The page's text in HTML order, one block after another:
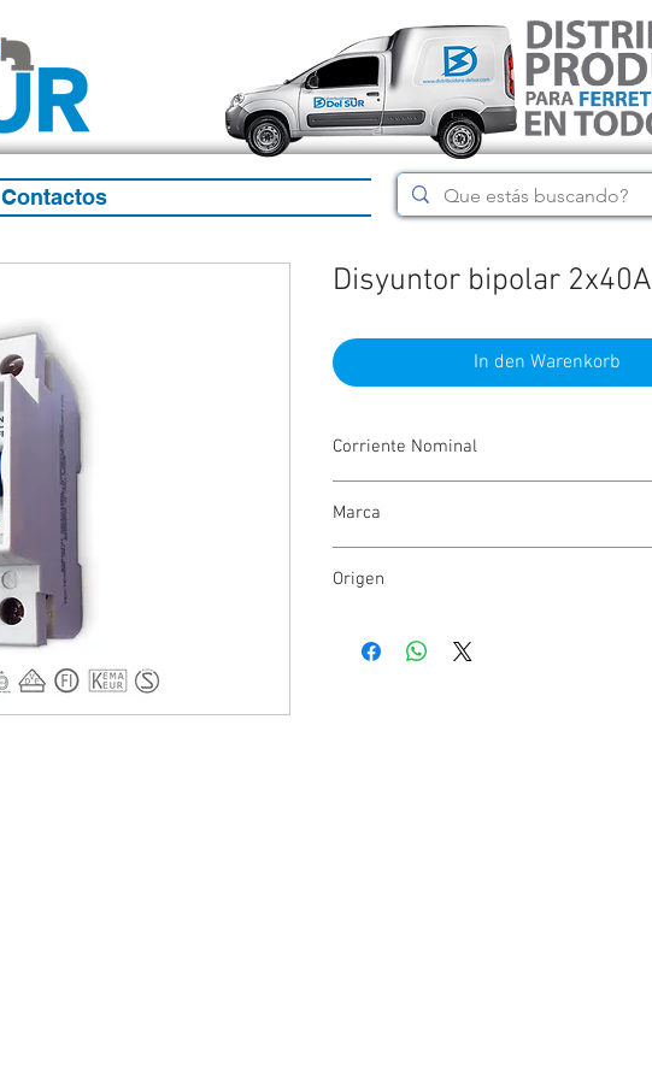
Contactos
Disyuntor bipolar 2x40A
In den Warenkorb
Corriente Nominal
Marca
Origen